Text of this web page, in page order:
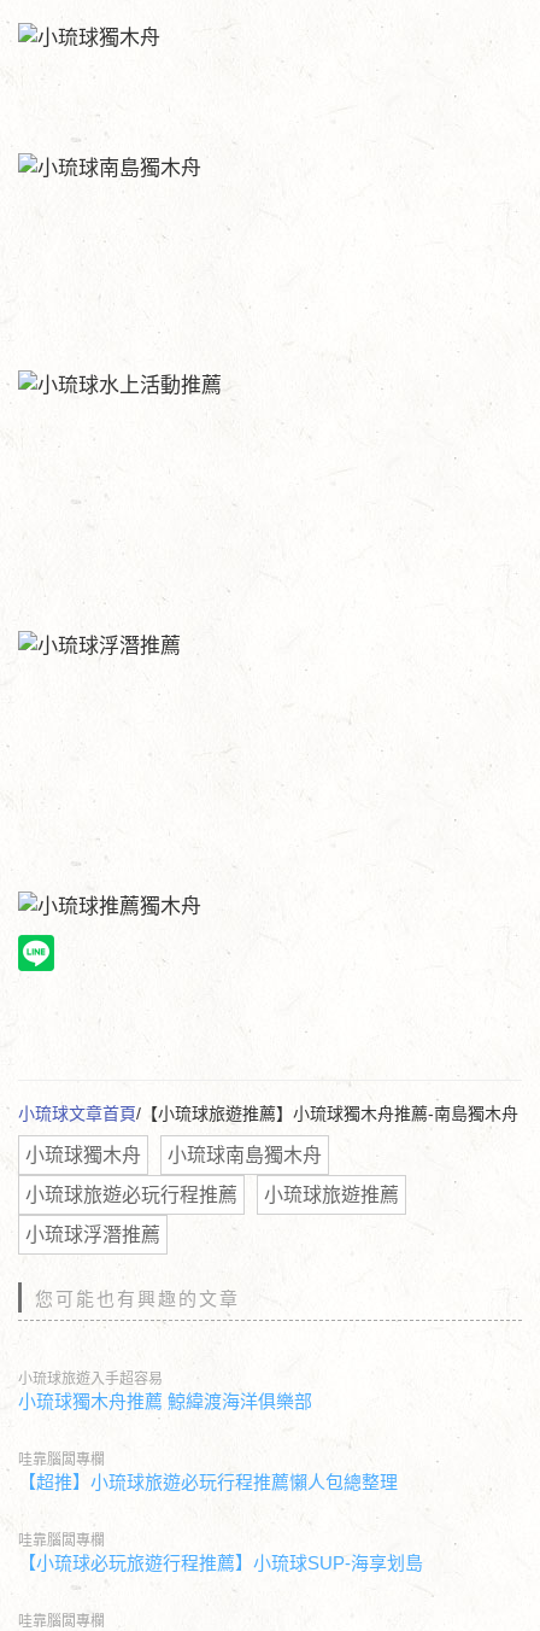
小琉球文章首頁/【小琉球旅遊推薦】小琉球獨木舟推薦-南島獨木舟
小琉球獨木舟
小琉球南島獨木舟
小琉球旅遊必玩行程推薦
小琉球旅遊推薦
小琉球浮潛推薦
您可能也有興趣的文章
小琉球旅遊入手超容易
小琉球獨木舟推薦 鯨緯渡海洋俱樂部
哇靠腦闆專欄
【超推】小琉球旅遊必玩行程推薦懶人包總整理
哇靠腦闆專欄
【小琉球必玩旅遊行程推薦】小琉球SUP-海享划島
哇靠腦闆專欄